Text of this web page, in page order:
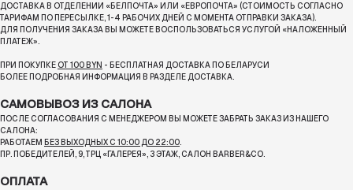
ДОСТАВКА В ОТДЕЛЕНИИ «БЕЛПОЧТА» ИЛИ «ЕВРОПОЧТА» (СТОИМОСТЬ СОГЛАСНО
ТАРИФАМ ПО ПЕРЕСЫЛКЕ, 1-4 РАБОЧИХ ДНЕЙ С МОМЕНТА ОТПРАВКИ ЗАКАЗА).
ДЛЯ ПОЛУЧЕНИЯ ЗАКАЗА ВЫ МОЖЕТЕ ВОСПОЛЬЗОВАТЬСЯ УСЛУГОЙ «НАЛОЖЕННЫЙ
ПЛАТЕЖ».
ПРИ ПОКУПКЕ ОТ 100 BYN - БЕСПЛАТНАЯ ДОСТАВКА ПО БЕЛАРУСИ
БОЛЕЕ ПОДРОБНАЯ ИНФОРМАЦИЯ В РАЗДЕЛЕ ДОСТАВКА.
САМОВЫВОЗ ИЗ САЛОНА
ПОСЛЕ СОГЛАСОВАНИЯ С МЕНЕДЖЕРОМ ВЫ МОЖЕТЕ ЗАБРАТЬ ЗАКАЗ ИЗ НАШЕГО
САЛОНА:
РАБОТАЕМ БЕЗ ВЫХОДНЫХ С 10:00 ДО 22:00.
ПР. ПОБЕДИТЕЛЕЙ, 9, ТРЦ «ГАЛЕРЕЯ», 3 ЭТАЖ, САЛОН BARBER&CO.
ОПЛАТА